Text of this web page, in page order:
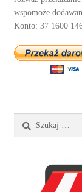
wspomoże
Konto: 37 1600